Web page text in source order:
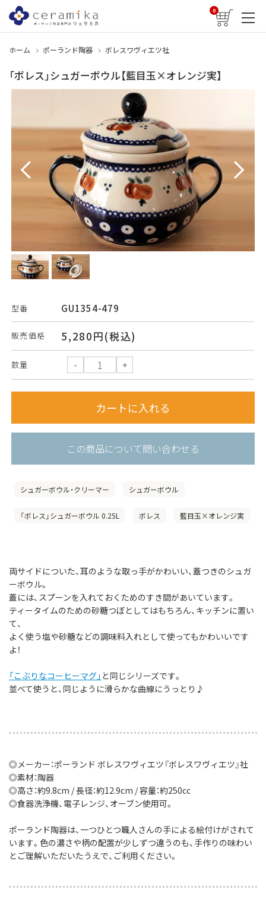
0
ホーム ポーランド陶器 ボレスワヴィエツ社
「ボレス」シュガーボウル【藍目玉×オレンジ実】
型番 GU1354-479
販売価格 5,280円(税込)
数量
この商品について問い合わせる
シュガーボウル・クリーマー シュガーボウル
「ボレス」シュガーボウル 0.25L ボレス 藍目玉×オレンジ実
両サイドについた、耳のような取っ手がかわいい、蓋つきのシュガ
ーボウル。
蓋には、スプーンを入れておくためのすき間があいています。
ティータイムのための砂糖つぼとしてはもちろん、キッチンに置い
て、
よく使う塩や砂糖などの調味料入れとして使ってもかわいいです
よ！
「こぶりなコーヒーマグ」 と同じシリーズです。
並べて使うと、同じように滑らかな曲線にうっとり♪
◎メーカー：ポーランド ボレスワヴィエツ『ボレスワヴィエツ』社
◎素材：陶器
◎高さ：約9.8cm / 長径：約12.9cm / 容量：約250cc
◎食器洗浄機、電子レンジ、オーブン使用可。
ポーランド陶器は、一つひとつ職人さんの手による絵付けがされて
います。色の濃さや柄の配置が少しずつ違うのも、手作りの味わい
とご理解いただいたうえで、ご利用ください。